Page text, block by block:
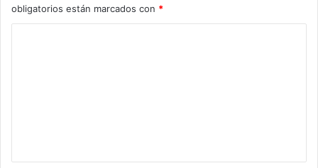
obligatorios están marcados con *
a